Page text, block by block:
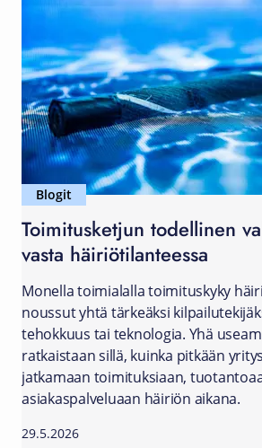
Blogit
Toimitusketjun todellinen
vasta häiriötilanteessa
Monella toimialalla toimituskyky
noussut yhtä tärkeäksi
tehokkuus tai teknologia. Yhä
ratkaistaan sillä, kuinka pitkään
jatkamaan toimituksiaan,
asiakaspalveluaan häiriön aikana.
29.5.2026